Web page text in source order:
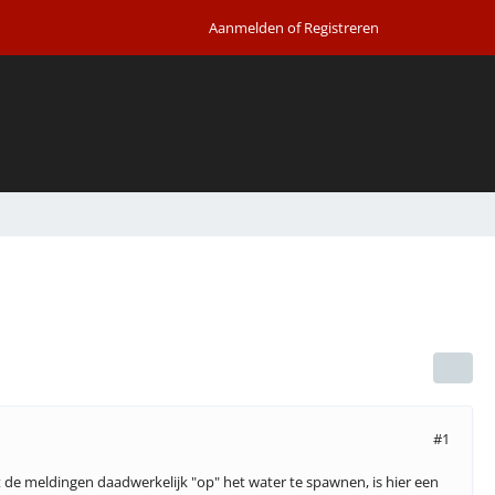
Aanmelden of Registreren
#1
meldingen daadwerkelijk "op" het water te spawnen, is hier een